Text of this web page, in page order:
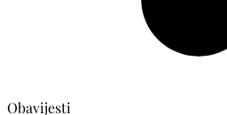
Obavijesti